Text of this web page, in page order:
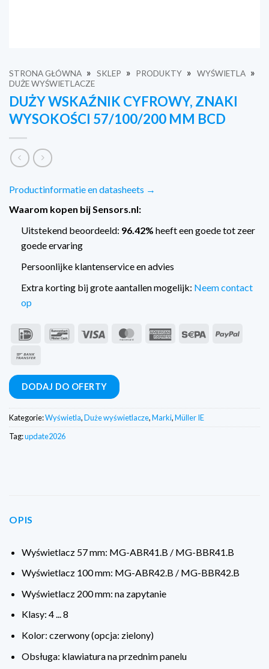
STRONA GŁÓWNA » SKLEP » PRODUKTY » WYŚWIETLA »
DUŻE WYŚWIETLACZE
DUŻY WSKAŹNIK CYFROWY, ZNAKI
WYSOKOŚCI 57/100/200 MM BCD
Productinformatie en datasheets →
Waarom kopen bij Sensors.nl:
Uitstekend beoordeeld: 96.42% heeft een goede tot zeer
goede ervaring
Persoonlijke klantenservice en advies
Extra korting bij grote aantallen mogelijk: Neem contact
op
IDeal BancontactWiza MasterCardAmerican Sepa
PayPal
DODAJ DO OFERTY
Kategorie:Wyświetla,Duże wyświetlacze,Marki,Müller IE
Tag:update2026
OPIS
Wyświetlacz 57 mm: MG-ABR41.B / MG-BBR41.B
Wyświetlacz 100 mm: MG-ABR42.B / MG-BBR42.B
Wyświetlacz 200 mm: na zapytanie
Klasy: 4 ... 8
Kolor: czerwony (opcja: zielony)
Obsługa: klawiatura na przednim panelu